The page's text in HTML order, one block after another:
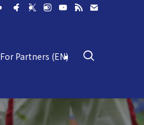
For Partners (EN)